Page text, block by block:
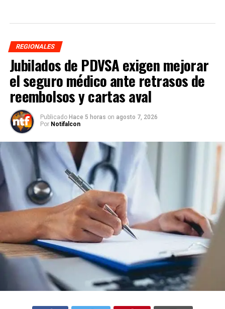
REGIONALES
Jubilados de PDVSA exigen mejorar
el seguro médico ante retrasos de
reembolsos y cartas aval
Publicado Hace 5 horas on agosto 7, 2026
Por Notifalcon